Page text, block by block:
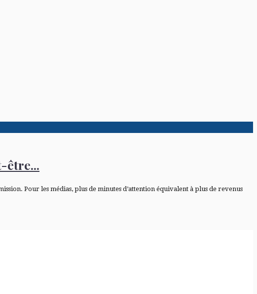
être...
Pour les médias, plus de minutes d’attention équivalent à plus de revenus